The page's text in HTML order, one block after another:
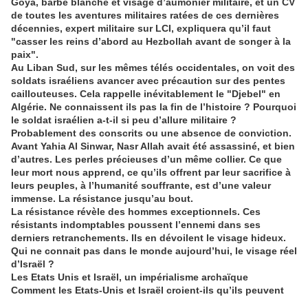
de toutes les aventures militaires ratées de ces dernières
décennies, expert militaire sur LCI, expliquera qu’il faut
"casser les reins d’abord au Hezbollah avant de songer à la
paix".
Au Liban Sud, sur les mêmes télés occidentales, on voit des
soldats israéliens avancer avec précaution sur des pentes
caillouteuses. Cela rappelle inévitablement le "Djebel" en
Algérie. Ne connaissent ils pas la fin de l’histoire ? Pourquoi
le soldat israélien a-t-il si peu d’allure militaire ?
Probablement des conscrits ou une absence de conviction.
Avant Yahia Al Sinwar, Nasr Allah avait été assassiné, et bien
d’autres. Les perles précieuses d’un même collier. Ce que
leur mort nous apprend, ce qu’ils offrent par leur sacrifice à
leurs peuples, à l’humanité souffrante, est d’une valeur
immense. La résistance jusqu’au bout.
La résistance révèle des hommes exceptionnels. Ces
résistants indomptables poussent l’ennemi dans ses
derniers retranchements. Ils en dévoilent le visage hideux.
Qui ne connait pas dans le monde aujourd’hui, le visage réel
d’Israël ?
Les Etats Unis et Israël, un impérialisme archaïque
Comment les Etats-Unis et Israël croient-ils qu’ils peuvent